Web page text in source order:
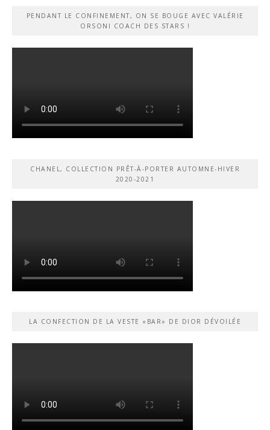
PENDANT LE CONFINEMENT, ON SE BOUGE AVEC VALÉRIE
ORSONI COACH DES STARS !
CHANEL, COLLECTION PRÊT-À-PORTER AUTOMNE-HIVER
2020-2021
LA CONFECTION DE LA VESTE «BAR» DE DIOR DÉVOILÉE